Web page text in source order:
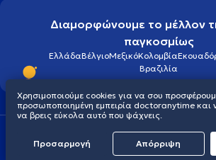
Διαμορφώνουμε το μέλλον
παγκοσμίως
ΕλλάδαΒέλγιοΜεξικόΚολομβία
Βραζιλία
Πολιτική προστασίας
© 2026 doctoranytime
Χρησιμοποιούμε cookies για να σου
προσωποποιημένη εμπειρία doctoranytime και
να βρεις εύκολα αυτό που ψάχνεις.
Προσαρμογή Απόρριψη